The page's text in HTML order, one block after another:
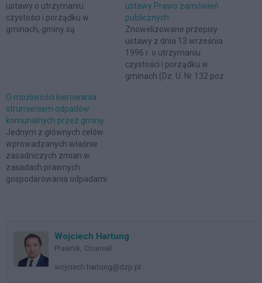
ustawy o utrzymaniu
czystości i porządku w
gminach, gminy są
odbieranie lub odbieranie i
zagospodarowanie tego
typu odpadów. Jak wiemy,
wymóg przeprowadzenia
przez gminy obowiązkowych
przetargów na odbieranie
lub odbieranie…
ustawy Prawo zamówień
publicznych
Znowelizowane przepisy
ustawy z dnia 13 września
1996 r. o utrzymaniu
czystości i porządku w
gminach (Dz. U. Nr 132 poz.
O możliwości kierowania
strumieniem odpadów
komunalnych przez gminę
Jednym z głównych celów
wprowadzanych właśnie
zasadniczych zmian w
zasadach prawnych
gospodarowania odpadami
zaś aspektem tego
władztwa miało być
zapewnienie gminom
możliwości kontroli
Wojciech Hartung
Prawnik, Counsel
wojciech.hartung@dzp.pl